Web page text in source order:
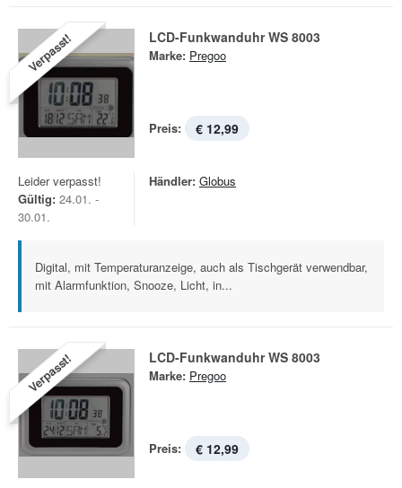
Verpasst! LCD-Funkwanduhr WS 8003
Marke: Pregoo
Preis: € 12,99
Leider verpasst!
Gültig: 24.01. -
30.01.
Händler: Globus
Digital, mit Temperaturanzeige, auch als Tischgerät verwendbar,
mit Alarmfunktion, Snooze, Licht, in...
Verpasst! LCD-Funkwanduhr WS 8003
Marke: Pregoo
Preis: € 12,99